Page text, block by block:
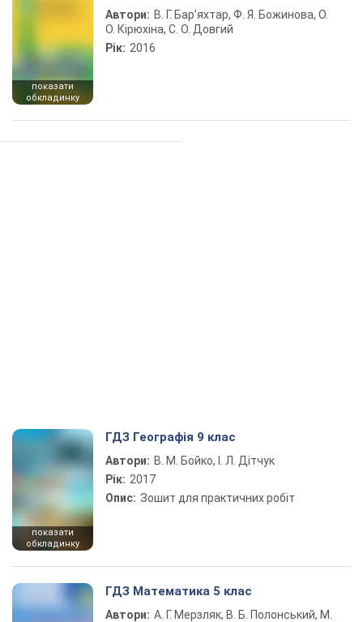
показати
обкладинку
Автори: В. Г. Бар’яхтар, Ф. Я. Божинова, О.
О. Кірюхіна, С. О. Довгий
Рік: 2016
показати
обкладинку
ГДЗ Географія 9 клас
Автори: В. М. Бойко, І. Л. Дітчук
Рік: 2017
Опис: Зошит для практичних робіт
ГДЗ Математика 5 клас
Автори: А. Г. Мерзляк, В. Б. Полонський, М.